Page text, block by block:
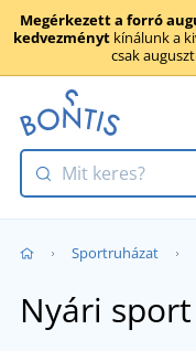
Megérkezett a forró
kedvezményt kínálunk a
csak
Sportruházat
Nyári